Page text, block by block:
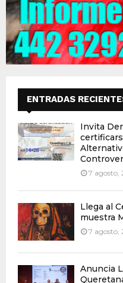
ENTRADAS
Invita
7 agosto,
Llega al
muestra
7 agosto,
Anuncia